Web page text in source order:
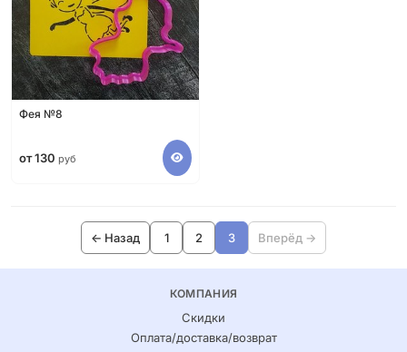
Фея №8
от 130 руб
← Назад 1 2 3 Вперёд →
КОМПАНИЯ
Скидки
Оплата/доставка/возврат